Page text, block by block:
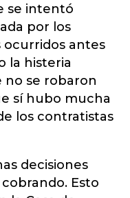
se intentó
por los
antes
la histeria
no se robaron
sí hubo mucha
los contratistas
decisiones
Esto